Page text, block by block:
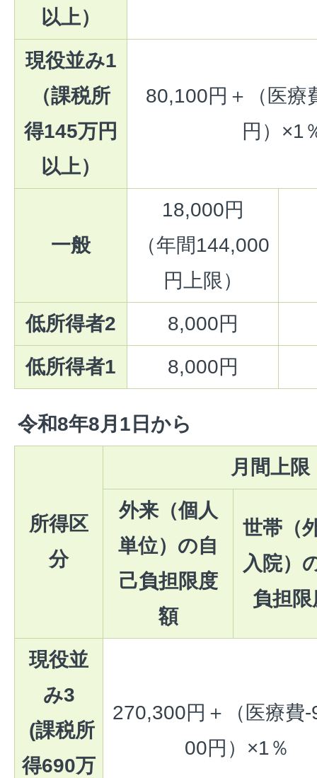
以上）
現役並み1
（課税所
得145万円
以上）
80,100円＋（医療
円）×1
一般
18,000円
（年間144,000
円上限）
低所得者2
8,000円
低所得者1
8,000円
令和8年8月1日から
所得区
分
月間上限
外来（個人
単位）の自
己負担限度
額
世帯（
入院）
負担限
現役並
み3
(課税所
得690万
270,300円＋（医療費-
00円）×1％